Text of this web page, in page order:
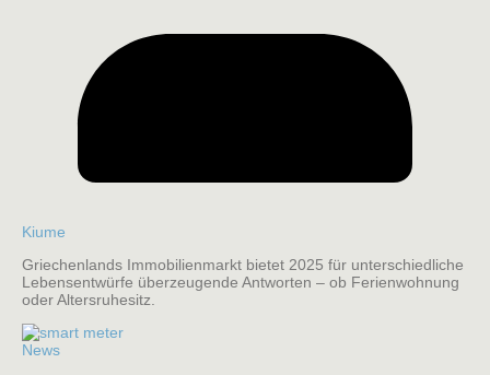
Kiume
Griechenlands Immobilienmarkt bietet 2025 für unterschiedliche
Lebensentwürfe überzeugende Antworten – ob Ferienwohnung
oder Altersruhesitz.
News